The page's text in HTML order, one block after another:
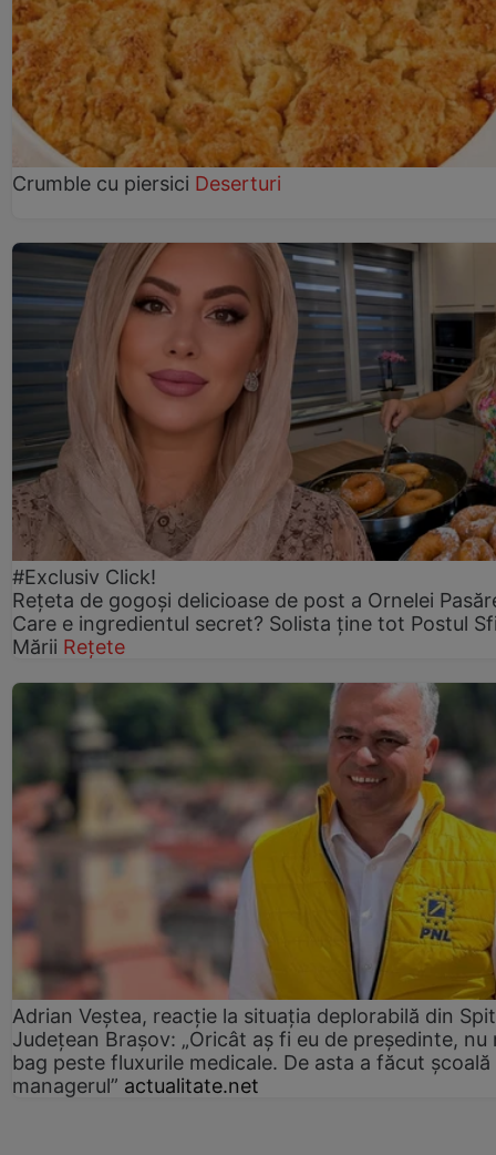
Crumble cu piersici Deserturi
#Exclusiv Click!
Rețeta de gogoşi delicioase de post a Ornelei
Care e ingredientul secret? Solista ține tot Postul
Mării Rețete
Adrian Veștea, reacție la situația deplorabilă din
Județean Brașov: „Oricât aș fi eu de președinte, nu
bag peste fluxurile medicale. De asta a făcut școală
managerul” actualitate.net